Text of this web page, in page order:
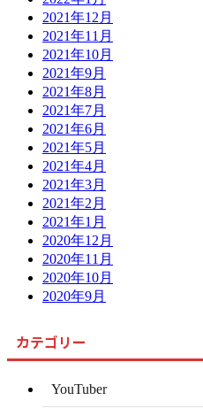
2021年12月
2021年11月
2021年10月
2021年9月
2021年8月
2021年7月
2021年6月
2021年5月
2021年4月
2021年3月
2021年2月
2021年1月
2020年12月
2020年11月
2020年10月
2020年9月
カテゴリー
YouTuber